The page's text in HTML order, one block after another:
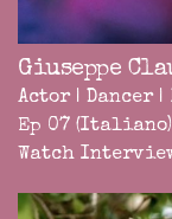
Giuseppe
Actor | Dancer |
Ep 07
Watch